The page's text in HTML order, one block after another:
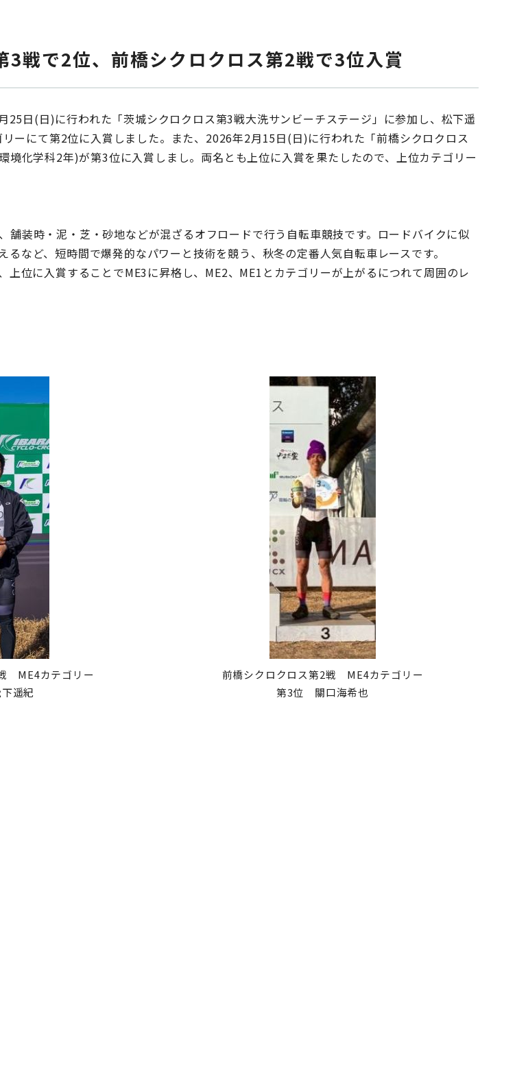
3戦で2位、前橋シクロクロス第2戦で3位入賞
日(日)に行われた「茨城シクロクロス第3戦大洗サンビーチステージ」に参加し、松下遥
ーにて第2位に入賞しました。また、2026年2月15日(日)に行われた「前橋シクロクロス
境化学科2年)が第3位に入賞しまし。両名とも上位に入賞を果たしたので、上位カテゴリー
舗装時・泥・芝・砂地などが混ざるオフロードで行う自転車競技です。ロードバイクに似
るなど、短時間で爆発的なパワーと技術を競う、秋冬の定番人気自転車レースです。
上位に入賞することでME3に昇格し、ME2、ME1とカテゴリーが上がるにつれて周囲のレ
ME4カテゴリー
遥紀
前橋シクロクロス第2戦 ME4カテゴリー
第3位 關口海希也